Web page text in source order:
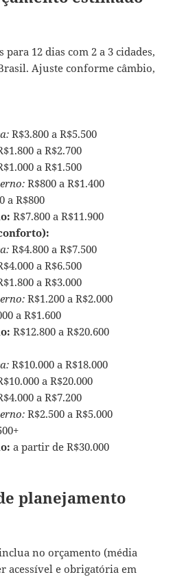
12 dias com 2 a 3 cidades,
Ajuste conforme câmbio,
R$3.800 a R$5.500
a R$2.700
a R$1.500
R$800 a R$1.400
a R$800
R$7.800 a R$11.900
R$4.800 a R$7.500
a R$6.500
a R$3.000
R$1.200 a R$2.000
a R$1.600
R$12.800 a R$20.600
R$10.000 a R$18.000
a R$20.000
a R$7.200
R$2.500 a R$5.000
a partir de R$30.000
planejamento
no orçamento (média
acessível e obrigatória em